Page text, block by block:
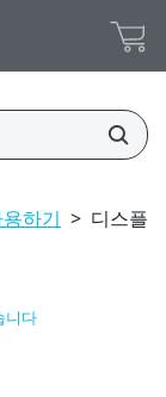
하기 > 디스플
니다